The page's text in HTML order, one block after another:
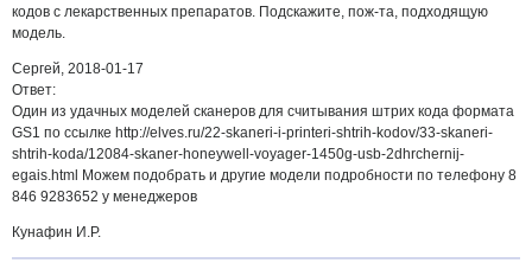
кодов с лекарственных препаратов. Подскажите, пож-та, подходящую
модель.
Сергей, 2018-01-17
Ответ:
Один из удачных моделей сканеров для считывания штрих кода формата
GS1 по ссылке http://elves.ru/22-skaneri-i-printeri-shtrih-kodov/33-skaneri-
shtrih-koda/12084-skaner-honeywell-voyager-1450g-usb-2dhrchernij-
egais.html Можем подобрать и другие модели подробности по телефону 8
846 9283652 у менеджеров
Кунафин И.Р.